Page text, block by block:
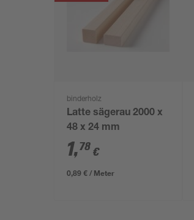
binderholz
Latte sägerau 2000 x
48 x 24 mm
1,78 €
0,89 € / Meter